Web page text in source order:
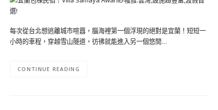
每次從台北想逃離城市喧囂，腦海裡第一個浮現的絕對是宜蘭！短短一
小時的車程，穿越雪山隧道，彷彿就能進入另一個悠閒…
CONTINUE READING